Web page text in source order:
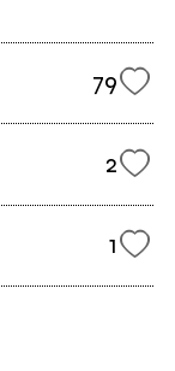
79
2
1